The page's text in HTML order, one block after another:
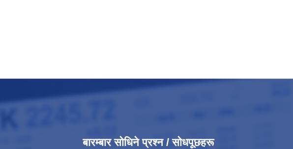
बारम्बार सोधिने प्रश्न / सोधपूछहरू